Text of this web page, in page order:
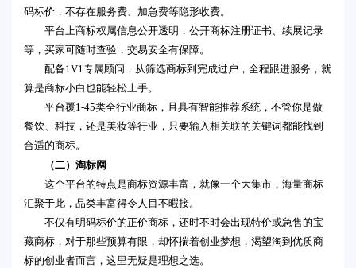
码标价，不存在服务费、加急费等隐形收费。
平台上商标权属信息公开透明，公开商标注册证书、续展记录
等，买家可随时查验，交易安全有保障。
配备1V1专属顾问，从筛选商标到完成过户，全程跟进服务，就
算是商标小白也能轻松上手。
平台覆1-45类全行业商标，且具有智能推荐系统，不管你是做
餐饮、科技，还是美妆等行业，只要输入相关联的关键词都能找到
合适的商标。
（二）淘标网
这个平台的特点是商标资源丰富，就像一个大集市，海量商标
汇聚于此，品类丰富得令人目不暇接。
不仅有明码标价的正价商标，还时不时会出现特价或急售的宝
藏商标，对于那些预算有限，却怀揣着创业梦想，渴望淘到优质商
标的创业者而言，这里无疑是理想之选。